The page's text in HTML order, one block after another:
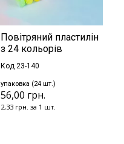
Повітряний пластилін
з 24 кольорів
Код 23-140
упаковка (24 шт.)
56,00 грн.
2,33 грн. за 1 шт.